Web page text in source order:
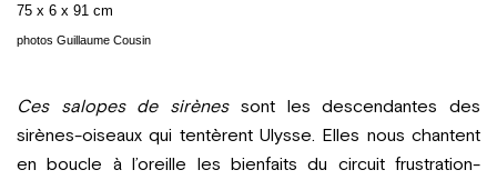
75 x 6 x 91 cm
photos Guillaume Cousin
Ces salopes de sirènes sont les descendantes des
sirènes-oiseaux qui tentèrent Ulysse. Elles nous chantent
en boucle à l’oreille les bienfaits du circuit frustration-